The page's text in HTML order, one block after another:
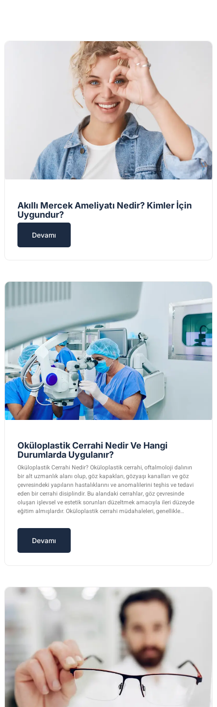
Akıllı Mercek Ameliyatı Nedir? Kimler İçin
Uygundur?
Devamı
Oküloplastik Cerrahi Nedir Ve Hangi
Durumlarda Uygulanır?
Oküloplastik Cerrahi Nedir? Oküloplastik cerrahi, oftalmoloji dalının
bir alt uzmanlık alanı olup, göz kapakları, gözyaşı kanalları ve göz
çevresindeki yapıların hastalıklarını ve anomalilerini teşhis ve tedavi
eden bir cerrahi disiplindir. Bu alandaki cerrahlar, göz çevresinde
oluşan işlevsel ve estetik sorunları düzeltmek amacıyla ileri düzeyde
eğitim almışlardır. Oküloplastik cerrahi müdahaleleri, genellikle…
Devamı